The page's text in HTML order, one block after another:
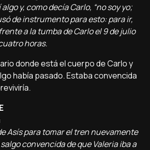
y, como decía Carlo, “no soy yo;
de instrumento para esto: para ir,
a la tumba de Carlo el 9 de julio
horas.
donde está el cuerpo de Carlo y
había pasado. Estaba convencida
Asís para tomar el tren nuevamente
convencida de que Valeria iba a